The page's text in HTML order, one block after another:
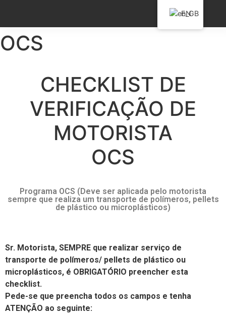
OCS
CHECKLIST DE
VERIFICAÇÃO DE
MOTORISTA
OCS
Programa OCS (Deve ser aplicada pelo motorista
sempre que realiza um transporte de polímeros, pellets
de plástico ou microplásticos)
Sr. Motorista, SEMPRE que realizar serviço de
transporte de polímeros/ pellets de plástico ou
microplásticos, é OBRIGATÓRIO preencher esta
checklist.
Pede-se que preencha todos os campos e tenha
ATENÇÃO ao seguinte:
EN